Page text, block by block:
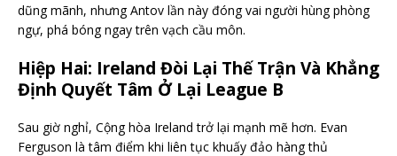
dũng mãnh, nhưng Antov lần này đóng vai người hùng phòng
ngự, phá bóng ngay trên vạch cầu môn.
Hiệp Hai: Ireland Đòi Lại Thế Trận Và Khẳng
Định Quyết Tâm Ở Lại League B
Sau giờ nghỉ, Cộng hòa Ireland trở lại mạnh mẽ hơn. Evan
Ferguson là tâm điểm khi liên tục khuấy đảo hàng thủ